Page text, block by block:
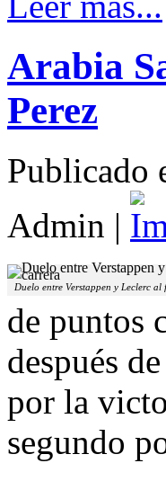
Arabia
Perez
Publicado
Admin |
Duelo entre Verstappen y Leclerc
de puntos
después
por la
segundo